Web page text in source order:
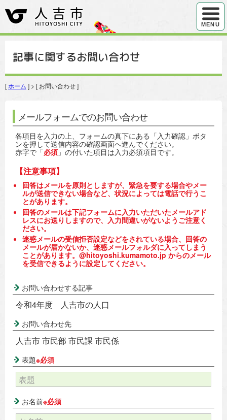
ハンバ
MENU
記事に関するお問い合わせ
[ ホーム ] > [ お問い合わせ ]
メールフォームでのお問い合わせ
各項目を入力の上、フォームの真下にある「入力確認」ボタ
ンを押して送信内容の確認画面へ進んでください。
赤字で「必須 」の付いた項目は入力必須項目です。
【注意事項】
回答はメールを原則としますが、緊急を要する場合やメー
ルが送信できない場合など、状況によっては電話で行うこ
とがあります。
回答のメールは下記フォームに入力いただいたメールアド
レスにお送りしますので、入力間違いがないようご注意く
ださい。
迷惑メールの受信拒否設定などをされている場合、回答の
メールが届かないか、迷惑メールフォルダに入ってしまう
ことがあります。@hitoyoshi.kumamoto.jp からのメール
を受信できるように設定してください。
お問い合わせする記事
令和4年度 人吉市の人口
お問い合わせ先
人吉市 市民部 市民課 市民係
表題※必須
お名前※必須